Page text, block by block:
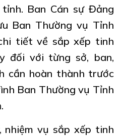
Ban Cán sự Đảng
Ban Thường vụ Tỉnh
tiết về sắp xếp tinh
đối với từng sở, ban,
cần hoàn thành trước
Ban Thường vụ Tỉnh
vụ sắp xếp tinh